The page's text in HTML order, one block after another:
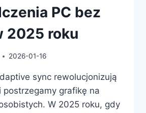
PC bez
2025 roku
2026-01-16
sync rewolucjonizują
postrzegamy grafikę na
W 2025 roku, gdy